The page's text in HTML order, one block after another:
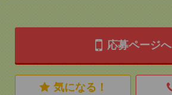
応募ページへ
気になる！